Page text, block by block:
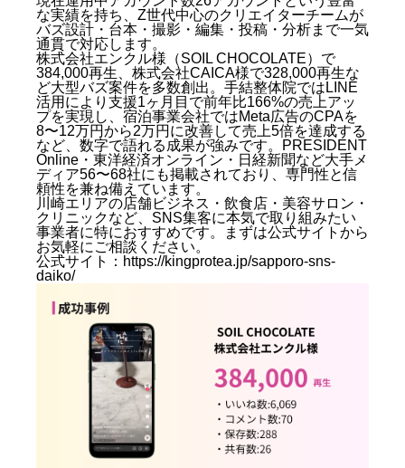
な実績を持ち、Z世代中心のクリエイターチームが
バズ設計・台本・撮影・編集・投稿・分析まで一気
通貫で対応します。
株式会社エンクル様（SOIL CHOCOLATE）で
384,000再生、株式会社CAICA様で328,000再生な
ど大型バズ案件を多数創出。手結整体院ではLINE
活用により支援1ヶ月目で前年比166%の売上アッ
プを実現し、宿泊事業会社ではMeta広告のCPAを
8〜12万円から2万円に改善して売上5倍を達成する
など、数字で語れる成果が強みです。PRESIDENT
Online・東洋経済オンライン・日経新聞など大手メ
ディア56〜68社にも掲載されており、専門性と信
頼性を兼ね備えています。
川崎エリアの店舗ビジネス・飲食店・美容サロン・
クリニックなど、SNS集客に本気で取り組みたい
事業者に特におすすめです。まずは公式サイトから
お気軽にご相談ください。
公式サイト： https://kingprotea.jp/sapporo-sns-
daiko/